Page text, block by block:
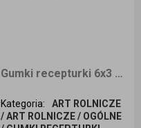
Gumki recepturki 6x3 1kg
Kategoria:
ART ROLNICZE
/ ART ROLNICZE / OGÓLNE